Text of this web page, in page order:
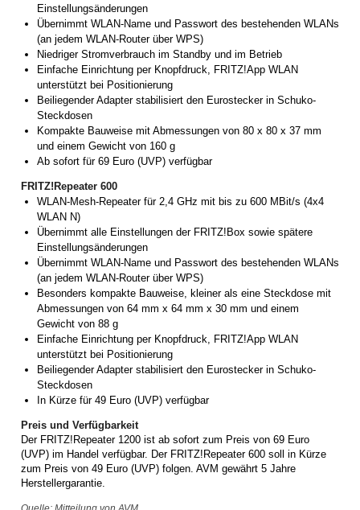
Einstellungsänderungen
Übernimmt WLAN-Name und Passwort des bestehenden WLANs
(an jedem WLAN-Router über WPS)
Niedriger Stromverbrauch im Standby und im Betrieb
Einfache Einrichtung per Knopfdruck, FRITZ!App WLAN
unterstützt bei Positionierung
Beiliegender Adapter stabilisiert den Eurostecker in Schuko-
Steckdosen
Kompakte Bauweise mit Abmessungen von 80 x 80 x 37 mm
und einem Gewicht von 160 g
Ab sofort für 69 Euro (UVP) verfügbar
FRITZ!Repeater 600
WLAN-Mesh-Repeater für 2,4 GHz mit bis zu 600 MBit/s (4x4
WLAN N)
Übernimmt alle Einstellungen der FRITZ!Box sowie spätere
Einstellungsänderungen
Übernimmt WLAN-Name und Passwort des bestehenden WLANs
(an jedem WLAN-Router über WPS)
Besonders kompakte Bauweise, kleiner als eine Steckdose mit
Abmessungen von 64 mm x 64 mm x 30 mm und einem
Gewicht von 88 g
Einfache Einrichtung per Knopfdruck, FRITZ!App WLAN
unterstützt bei Positionierung
Beiliegender Adapter stabilisiert den Eurostecker in Schuko-
Steckdosen
In Kürze für 49 Euro (UVP) verfügbar
Preis und Verfügbarkeit
Der FRITZ!Repeater 1200 ist ab sofort zum Preis von 69 Euro
(UVP) im Handel verfügbar. Der FRITZ!Repeater 600 soll in Kürze
zum Preis von 49 Euro (UVP) folgen. AVM gewährt 5 Jahre
Herstellergarantie.
Quelle: Mitteilung von AVM